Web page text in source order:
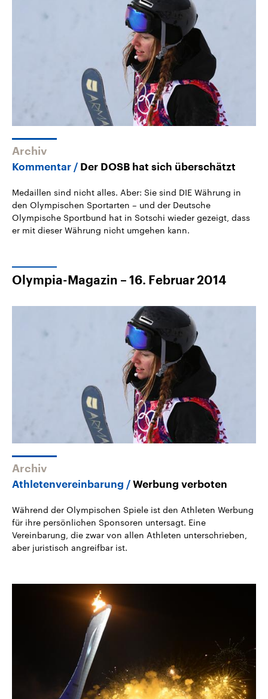
Archiv
Kommentar Der DOSB hat sich überschätzt
Medaillen sind nicht alles. Aber: Sie sind DIE Währung in
den Olympischen Sportarten – und der Deutsche
Olympische Sportbund hat in Sotschi wieder gezeigt, dass
er mit dieser Währung nicht umgehen kann.
Olympia-Magazin – 16. Februar 2014
Archiv
Athletenvereinbarung Werbung verboten
Während der Olympischen Spiele ist den Athleten Werbung
für ihre persönlichen Sponsoren untersagt. Eine
Vereinbarung, die zwar von allen Athleten unterschrieben,
aber juristisch angreifbar ist.